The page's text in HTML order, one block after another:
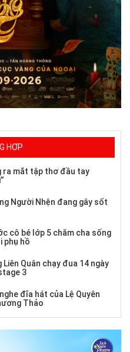
HỢP
ra mắt tập thơ đầu tay
Người Nhện đang gây sốt
cô bé lớp 5 chăm cha sống
phụ hồ
Quân chạy đua 14 ngày
3
đĩa hát của Lệ Quyên
Thảo